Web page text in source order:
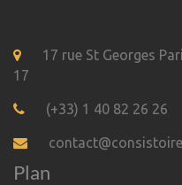
17 rue St Georges
17
(+33) 1 40 82 26 26
Plan